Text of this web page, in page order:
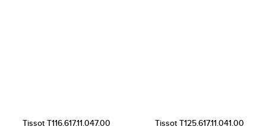
Tissot T116.617.11.047.00 Tissot T125.617.11.041.00